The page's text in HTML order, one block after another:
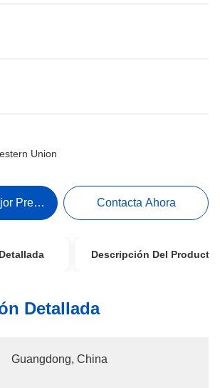
Union
Precio Contacta Ahora
Descripción Del Producto
Detallada
Guangdong, China